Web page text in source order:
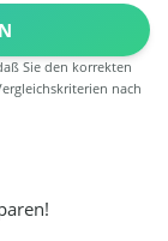
Sie den korrekten
nach